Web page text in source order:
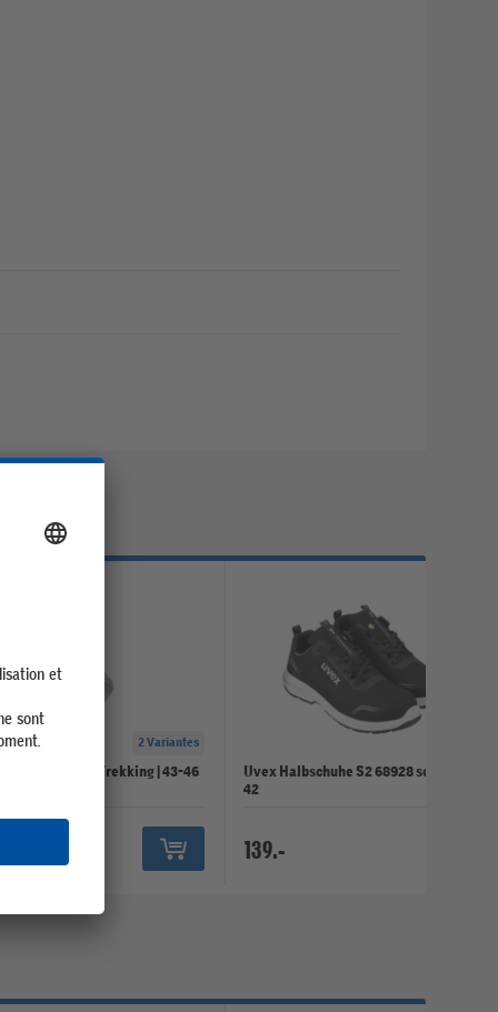
2 Variantes
Chaussettes de Trekking | 43-46
Uvex Halbschuhe S2 68928 schwarz W11
42
139.-